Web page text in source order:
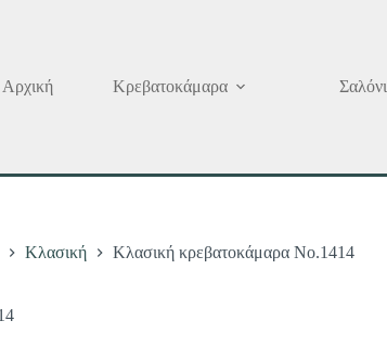
Αρχική Κρεβατοκάμαρα Σαλόνι
Κλασική Κλασική κρεβατοκάμαρα Νο.1414